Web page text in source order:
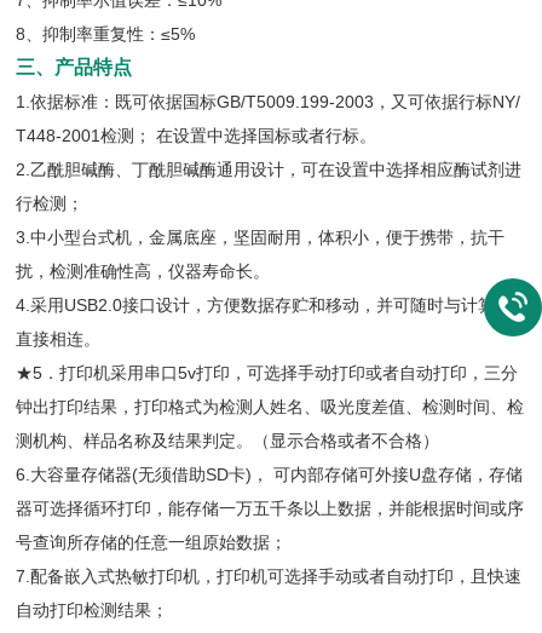
8、抑制率重复性：≤5%
三、产品特点
1.依据标准：既可依据国标GB/T5009.199-2003，又可依据行标NY/
T448-2001检测； 在设置中选择国标或者行标。
2.乙酰胆碱酶、丁酰胆碱酶通用设计，可在设置中选择相应酶试剂进
行检测；
3.中小型台式机，金属底座，坚固耐用，体积小，便于携带，抗干
扰，检测准确性高，仪器寿命长。
4.采用USB2.0接口设计，方便数据存贮和移动，并可随时与计算机
直接相连。
★5．打印机采用串口5v打印，可选择手动打印或者自动打印，三分
钟出打印结果，打印格式为检测人姓名、吸光度差值、检测时间、检
测机构、样品名称及结果判定。（显示合格或者不合格）
6.大容量存储器(无须借助SD卡)， 可内部存储可外接U盘存储，存储
器可选择循环打印，能存储一万五千条以上数据，并能根据时间或序
号查询所存储的任意一组原始数据；
7.配备嵌入式热敏打印机，打印机可选择手动或者自动打印，且快速
自动打印检测结果；